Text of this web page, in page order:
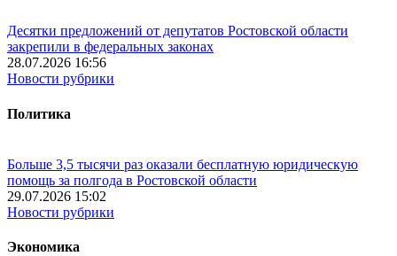
Десятки предложений от депутатов Ростовской области
закрепили в федеральных законах
28.07.2026 16:56
Новости рубрики
Политика
Больше 3,5 тысячи раз оказали бесплатную юридическую
помощь за полгода в Ростовской области
29.07.2026 15:02
Новости рубрики
Экономика